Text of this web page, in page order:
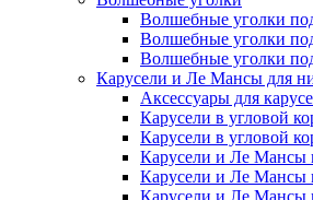
Волшебные уголки
Волшебные уголки
Волшебные уголки
Карусели и Ле Мансы для
Аксессуары для
Карусели в угловой
Карусели в угловой
Карусели и Ле Мансы
Карусели и Ле Мансы
Карусели и Ле Мансы